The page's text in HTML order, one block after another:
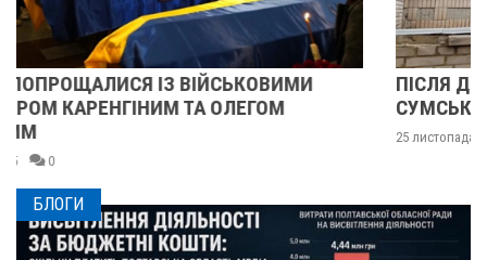
ПІСЛЯ ДВОХ ШАХЕДІВ. ЯК ВІДНОВЛЮЄТЬСЯ
СУМСЬКЕ УЧИЛИЩЕ БУДІВНИЦТВА І ДИЗАЙНУ
25 листопада 2025
БЛОГИ